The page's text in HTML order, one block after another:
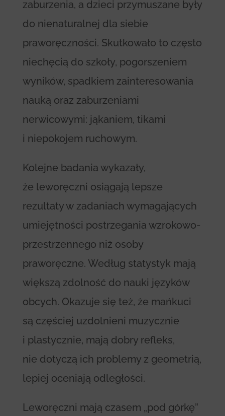
zaburzenia, a dzieci przymuszane były
do nienaturalnej dla siebie
praworęczności. Skutkowało to często
niechęcią do szkoły, pogorszeniem
wyników, spadkiem zainteresowania
nauką oraz zaburzeniami
nerwicowymi: jąkaniem, tikami
i niepokojem ruchowym.
Kolejne badania wykazały,
że leworęczni osiągają lepsze
rezultaty w zadaniach wymagających
umiejętności postrzegania wzrokowo-
przestrzennego niż osoby
praworęczne. Według statystyk mają
większą zdolność do nauki języków
obcych. Okazuje się też, że mańkuci
są częściej uzdolnieni muzycznie
i plastycznie, mają dobry refleks,
nie dotyczą ich problemy z geometrią,
lepiej oceniają odległości.
Leworęczni mają czasem „pod górkę”